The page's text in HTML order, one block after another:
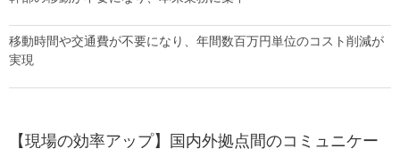
移動時間や交通費が不要になり、年間数百万円単位のコスト削減が
実現
【現場の効率アップ】国内外拠点間のコミュニケー